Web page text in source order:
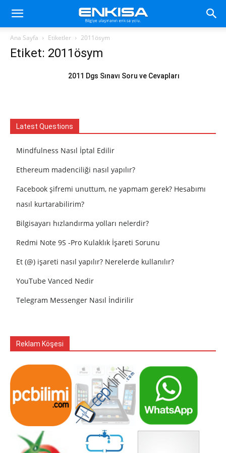
Ana Sayfa Etiketler 2011ösym
Etiket: 2011ösym
2011 Dgs Sınavı Soru ve Cevapları
Latest Questions
Mindfulness Nasıl İptal Edilir
Ethereum madenciliği nasıl yapılır?
Facebook şifremi unuttum, ne yapmam gerek? Hesabımı
nasıl kurtarabilirim?
Bilgisayarı hızlandırma yolları nelerdir?
Redmi Note 9S -Pro Kulaklık İşareti Sorunu
Et (@) işareti nasıl yapılır? Nerelerde kullanılır?
YouTube Vanced Nedir
Telegram Messenger Nasıl İndirilir
Reklam Köşesi